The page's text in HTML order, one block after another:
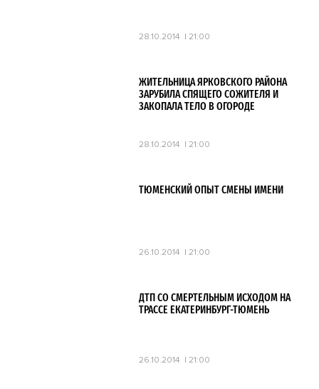
28.10.2014 21:00
ЖИТЕЛЬНИЦА ЯРКОВСКОГО РАЙОНА
ЗАРУБИЛА СПЯЩЕГО СОЖИТЕЛЯ И
ЗАКОПАЛА ТЕЛО В ОГОРОДЕ
28.10.2014 21:00
ТЮМЕНСКИЙ ОПЫТ СМЕНЫ ИМЕНИ
26.10.2014 21:00
ДТП СО СМЕРТЕЛЬНЫМ ИСХОДОМ НА
ТРАССЕ ЕКАТЕРИНБУРГ-ТЮМЕНЬ
26.10.2014 21:00